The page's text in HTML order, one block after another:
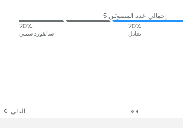
إجمالي عدد المصوتين 5
20%
تعادل
20%
سالفورد سيتي
التالي